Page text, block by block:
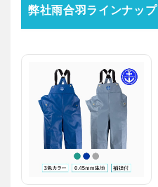
弊社雨合羽ラインナップ